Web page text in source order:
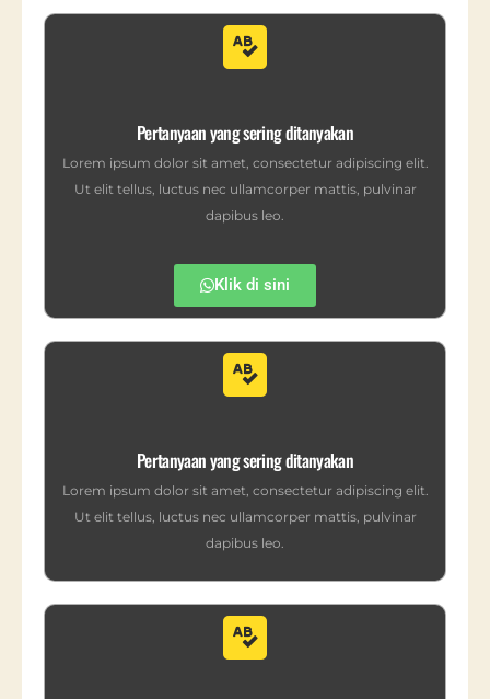
Pertanyaan yang sering ditanyakan
Lorem ipsum dolor sit amet, consectetur adipiscing elit.
Ut elit tellus, luctus nec ullamcorper mattis, pulvinar
dapibus leo.
Klik di sini
Pertanyaan yang sering ditanyakan
Lorem ipsum dolor sit amet, consectetur adipiscing elit.
Ut elit tellus, luctus nec ullamcorper mattis, pulvinar
dapibus leo.